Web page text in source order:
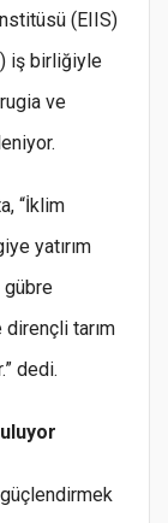
(EIIS)
iş birliğiyle
ve
“İklim
yatırım
gübre
tarım
dedi.
güçlendirmek